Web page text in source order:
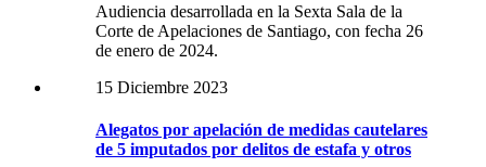
Audiencia desarrollada en la Sexta Sala de la
Corte de Apelaciones de Santiago, con fecha 26
de enero de 2024.
15 Diciembre 2023
Alegatos por apelación de medidas cautelares
de 5 imputados por delitos de estafa y otros